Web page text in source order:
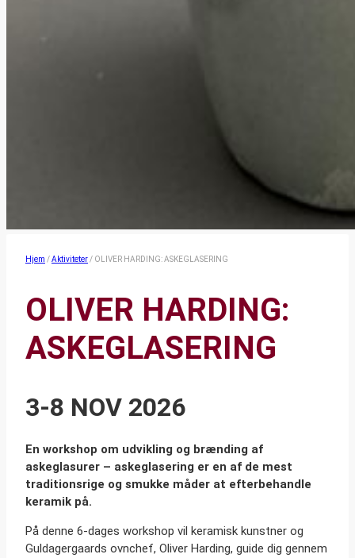
Hjem /Aktiviteter / OLIVER HARDING: ASKEGLASERING
OLIVER HARDING:
ASKEGLASERING
3-8 NOV 2026
En workshop om udvikling og brænding af
askeglasurer – askeglasering er en af de mest
traditionsrige og smukke måder at efterbehandle
keramik på.
På denne 6-dages workshop vil keramisk kunstner og
Guldagergaards ovnchef, Oliver Harding, guide dig gennem